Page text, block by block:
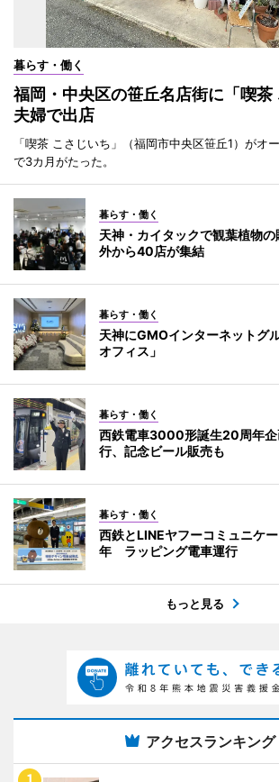
暮らす・働く
福岡・中央区の笹丘名店街に「喫
夫婦で出店
「喫茶 こさじいち」（福岡市中央区笹丘1）がオ
で3カ月がたった。
暮らす・働く
天神・カイタックで観葉植物
外から40店が集結
暮らす・働く
天神にGMOインターネットグ
オフィス」
暮らす・働く
西鉄電車3000形誕生20周年
行、記念ビール販売も
暮らす・働く
西鉄とLINEヤフーコミュニケ
年 ラッピング電車運行
もっと見る
アクセスランキング